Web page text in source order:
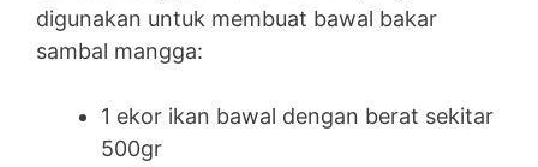
digunakan untuk membuat bawal bakar
sambal mangga:
1 ekor ikan bawal dengan berat sekitar
500gr